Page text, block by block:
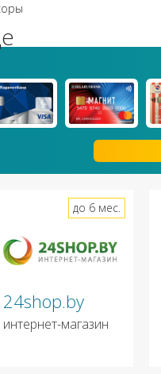
24shop.by
интернет-магазин
до 6 мес.